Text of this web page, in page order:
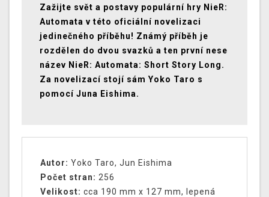
Zažijte svět a postavy populární hry NieR:
Automata v této oficiální novelizaci
jedinečného příběhu! Známý příběh je
rozdělen do dvou svazků a ten první nese
název NieR: Automata: Short Story Long.
Za novelizací stojí sám Yoko Taro s
pomocí Juna Eishima.
Autor: Yoko Taro, Jun Eishima
Počet stran: 256
Velikost: cca 190 mm x 127 mm, lepená